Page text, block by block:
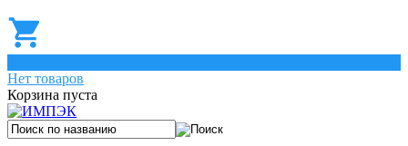
Нет товаров
Корзина пуста